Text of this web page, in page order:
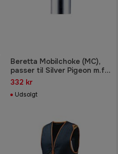
Beretta Mobilchoke (MC),
passer til Silver Pigeon m.fl.,
kaliber 12., Full
332 kr
Udsolgt